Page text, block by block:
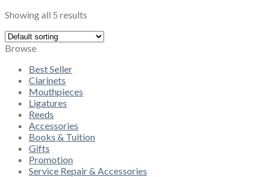
Showing all 5 results
Browse
Best Seller
Clarinets
Mouthpieces
Ligatures
Reeds
Accessories
Books & Tuition
Gifts
Promotion
Service Repair & Accessories